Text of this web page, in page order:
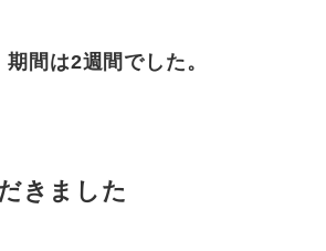
間は2週間でした。
きました